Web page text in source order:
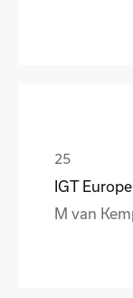
IGT
M van